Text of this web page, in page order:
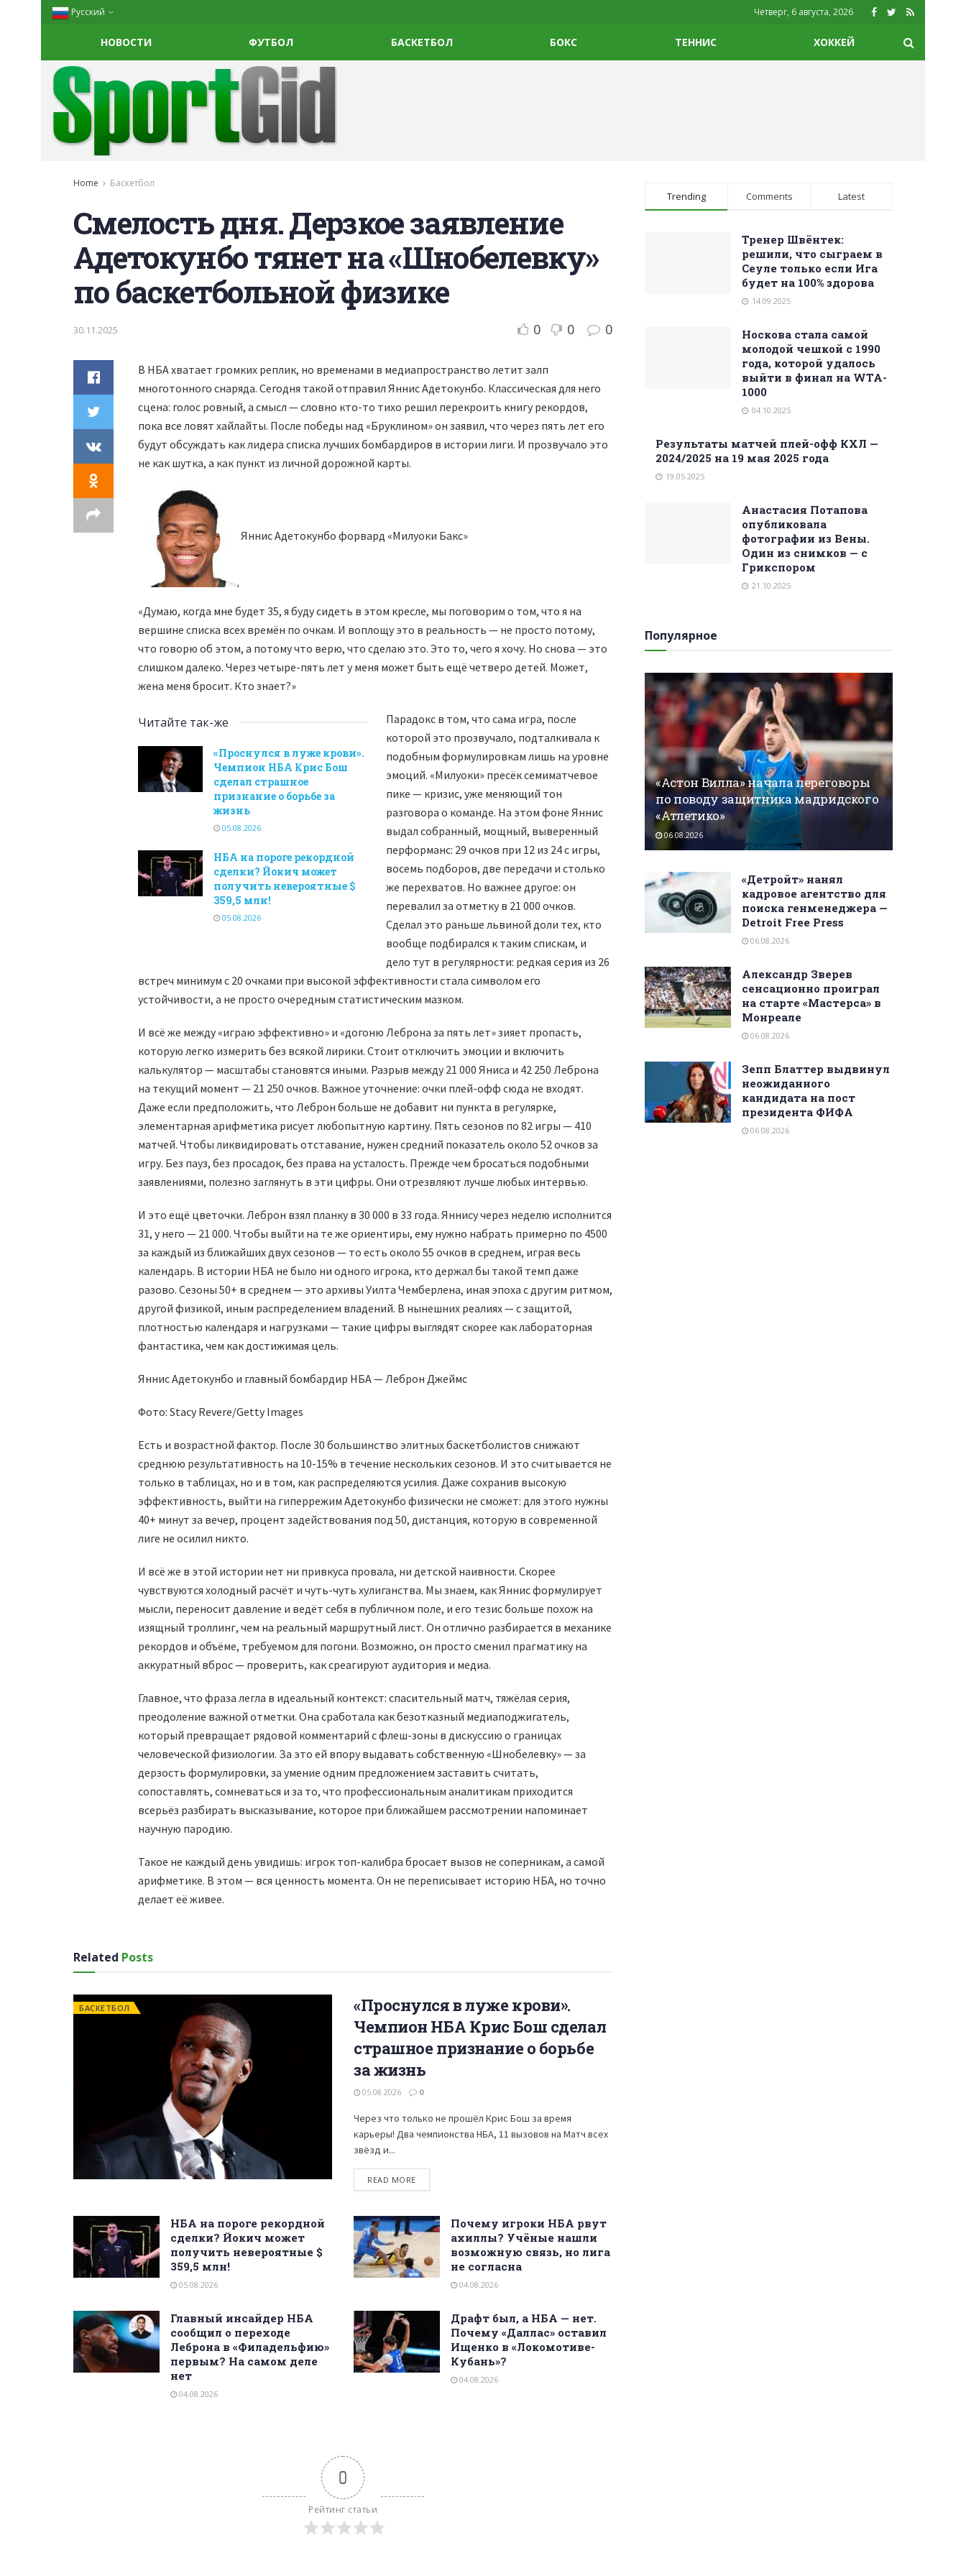
Русский Четверг, 6 августа, 2026
НОВОСТИ ФУТБОЛ БАСКЕТБОЛ БОКС ТЕННИС ХОККЕЙ
Home Баскетбол
Смелость дня. Дерзкое заявление
Адетокунбо тянет на «Шнобелевку»
по баскетбольной физике
30.11.2025 0 0 0
В НБА хватает громких реплик, но временами в медиапространство летит залп
многотонного снаряда. Сегодня такой отправил Яннис Адетокунбо. Классическая для него
сцена: голос ровный, а смысл — словно кто-то тихо решил перекроить книгу рекордов,
пока все ловят хайлайты. После победы над «Бруклином» он заявил, что через пять лет его
будут обсуждать как лидера списка лучших бомбардиров в истории лиги. И прозвучало это
не как шутка, а как пункт из личной дорожной карты.
Яннис Адетокунбо форвард «Милуоки Бакс»
«Думаю, когда мне будет 35, я буду сидеть в этом кресле, мы поговорим о том, что я на
вершине списка всех времён по очкам. И воплощу это в реальность — не просто потому,
что говорю об этом, а потому что верю, что сделаю это. Это то, чего я хочу. Но снова — это
слишком далеко. Через четыре-пять лет у меня может быть ещё четверо детей. Может,
жена меня бросит. Кто знает?»
Читайте так-же
«Проснулся в луже крови».
Чемпион НБА Крис Бош
сделал страшное
признание о борьбе за
жизнь
05.08.2026
НБА на пороге рекордной
сделки? Йокич может
получить невероятные $
359,5 млн!
05.08.2026
Парадокс в том, что сама игра, после
которой это прозвучало, подталкивала к
подобным формулировкам лишь на уровне
эмоций. «Милуоки» пресёк семиматчевое
пике — кризис, уже меняющий тон
разговора о команде. На этом фоне Яннис
выдал собранный, мощный, выверенный
перформанс: 29 очков при 12 из 24 с игры,
восемь подборов, две передачи и столько
же перехватов. Но важнее другое: он
перевалил за отметку в 21 000 очков.
Сделал это раньше львиной доли тех, кто
вообще подбирался к таким спискам, и
дело тут в регулярности: редкая серия из 26
встреч минимум с 20 очками при высокой эффективности стала символом его
устойчивости, а не просто очередным статистическим мазком.
И всё же между «играю эффективно» и «догоню Леброна за пять лет» зияет пропасть,
которую легко измерить без всякой лирики. Стоит отключить эмоции и включить
калькулятор — масштабы становятся иными. Разрыв между 21 000 Яниса и 42 250 Леброна
на текущий момент — 21 250 очков. Важное уточнение: очки плей-офф сюда не входят.
Даже если предположить, что Леброн больше не добавит ни пункта в регулярке,
элементарная арифметика рисует любопытную картину. Пять сезонов по 82 игры — 410
матчей. Чтобы ликвидировать отставание, нужен средний показатель около 52 очков за
игру. Без пауз, без просадок, без права на усталость. Прежде чем бросаться подобными
заявлениями, полезно заглянуть в эти цифры. Они отрезвляют лучше любых интервью.
И это ещё цветочки. Леброн взял планку в 30 000 в 33 года. Яннису через неделю исполнится
31, у него — 21 000. Чтобы выйти на те же ориентиры, ему нужно набрать примерно по 4500
за каждый из ближайших двух сезонов — то есть около 55 очков в среднем, играя весь
календарь. В истории НБА не было ни одного игрока, кто держал бы такой темп даже
разово. Сезоны 50+ в среднем — это архивы Уилта Чемберлена, иная эпоха с другим ритмом,
другой физикой, иным распределением владений. В нынешних реалиях — с защитой,
плотностью календаря и нагрузками — такие цифры выглядят скорее как лабораторная
фантастика, чем как достижимая цель.
Яннис Адетокунбо и главный бомбардир НБА — Леброн Джеймс
Фото: Stacy Revere/Getty Images
Есть и возрастной фактор. После 30 большинство элитных баскетболистов снижают
среднюю результативность на 10-15% в течение нескольких сезонов. И это считывается не
только в таблицах, но и в том, как распределяются усилия. Даже сохранив высокую
эффективность, выйти на гиперрежим Адетокунбо физически не сможет: для этого нужны
40+ минут за вечер, процент задействования под 50, дистанция, которую в современной
лиге не осилил никто.
И всё же в этой истории нет ни привкуса провала, ни детской наивности. Скорее
чувствуются холодный расчёт и чуть-чуть хулиганства. Мы знаем, как Яннис формулирует
мысли, переносит давление и ведёт себя в публичном поле, и его тезис больше похож на
изящный троллинг, чем на реальный маршрутный лист. Он отлично разбирается в механике
рекордов и объёме, требуемом для погони. Возможно, он просто сменил прагматику на
аккуратный вброс — проверить, как среагируют аудитория и медиа.
Главное, что фраза легла в идеальный контекст: спасительный матч, тяжёлая серия,
преодоление важной отметки. Она сработала как безотказный медиаподжигатель,
который превращает рядовой комментарий с флеш-зоны в дискуссию о границах
человеческой физиологии. За это ей впору выдавать собственную «Шнобелевку» — за
дерзость формулировки, за умение одним предложением заставить считать,
сопоставлять, сомневаться и за то, что профессиональным аналитикам приходится
всерьёз разбирать высказывание, которое при ближайшем рассмотрении напоминает
научную пародию.
Такое не каждый день увидишь: игрок топ-калибра бросает вызов не соперникам, а самой
арифметике. В этом — вся ценность момента. Он не переписывает историю НБА, но точно
делает её живее.
Related Posts
БАСКЕТБОЛ
«Проснулся в луже крови».
Чемпион НБА Крис Бош сделал
страшное признание о борьбе
за жизнь
05.08.2026 0
Через что только не прошёл Крис Бош за время
карьеры! Два чемпионства НБА, 11 вызовов на Матч всех
звёзд и...
READ MORE
НБА на пороге рекордной
сделки? Йокич может
получить невероятные $
359,5 млн!
05.08.2026
Почему игроки НБА рвут
ахиллы? Учёные нашли
возможную связь, но лига
не согласна
04.08.2026
Главный инсайдер НБА
сообщил о переходе
Леброна в «Филадельфию»
первым? На самом деле
нет
04.08.2026
Драфт был, а НБА — нет.
Почему «Даллас» оставил
Ищенко в «Локомотиве-
Кубань»?
04.08.2026
0
Рейтинг статьи
Trending Comments Latest
Тренер Швёнтек:
решили, что сыграем в
Сеуле только если Ига
будет на 100% здорова
14.09.2025
Носкова стала самой
молодой чешкой с 1990
года, которой удалось
выйти в финал на WTA-
1000
04.10.2025
Результаты матчей плей-офф КХЛ —
2024/2025 на 19 мая 2025 года
19.05.2025
Анастасия Потапова
опубликовала
фотографии из Вены.
Один из снимков — с
Грикспором
21.10.2025
Популярное
«Астон Вилла» начала переговоры
по поводу защитника мадридского
«Атлетико»
06.08.2026
«Детройт» нанял
кадровое агентство для
поиска генменеджера —
Detroit Free Press
06.08.2026
Александр Зверев
сенсационно проиграл
на старте «Мастерса» в
Монреале
06.08.2026
Зепп Блаттер выдвинул
неожиданного
кандидата на пост
президента ФИФА
06.08.2026